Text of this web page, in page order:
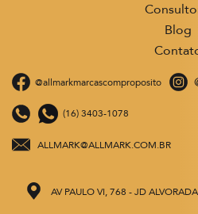
Blog
@allmarkmarcascomproposito
(16) 3403-1078
ALLMARK@ALLMARK.COM.BR
AV PAULO VI, 768 - JD